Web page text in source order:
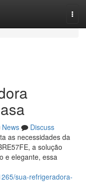
News
Discuss
as necessidades da
a solução
e elegante, essa
sua-refrigeradora-